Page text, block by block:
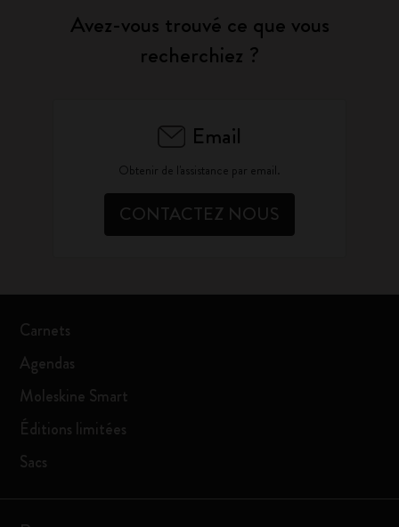
Avez-vous trouvé ce que vous
recherchiez ?
Email
Obtenir de l'assistance par email.
CONTACTEZ NOUS
Carnets
Agendas
Moleskine Smart
Éditions limitées
Sacs